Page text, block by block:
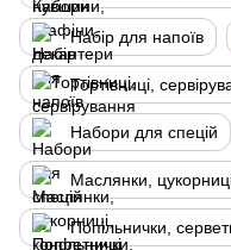
Набір для напоїв
Тортівниці,
Набори для спецій
Маслянки,
Попільнички,